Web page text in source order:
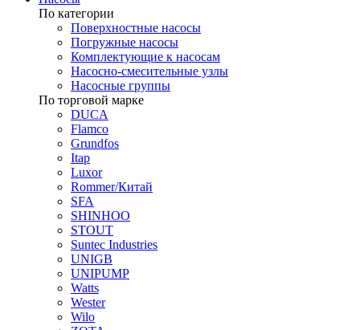
По категории
Поверхностные насосы
Погружные насосы
Комплектующие к насосам
Насосно-смесительные узлы
Насосные группы
По торговой марке
DUCA
Flamco
Grundfos
Itap
Luxor
Rommer/Китай
SFA
SHINHOO
STOUT
Suntec Industries
UNIGB
UNIPUMP
Watts
Wester
Wilo